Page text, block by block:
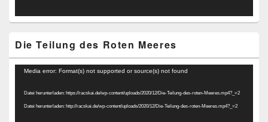
Die Teilung des Roten Meeres
Video-
Media error: Format(s) not supported or source(s) not found
Datei herunterladen: https://racskai.de/wp-content/uploads/2020/12/Die-Teilung-des-roten-Meeres.mp4?_=2
Datei herunterladen: http://racskai.de/wp-content/uploads/2020/12/Die-Teilung-des-roten-Meeres.mp4?_=2